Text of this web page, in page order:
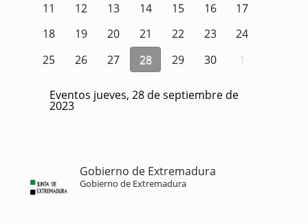
11
12 13 14 15 16
17
18
19 20 21 22 23
24
25
26 27 28 29 30 1
Eventos jueves, 28 de septiembre de
2023
Gobierno de Extremadura
Gobierno de Extremadura